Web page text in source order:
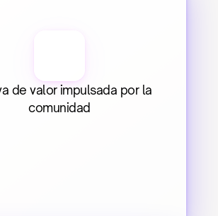
de valor impulsada por la
comunidad